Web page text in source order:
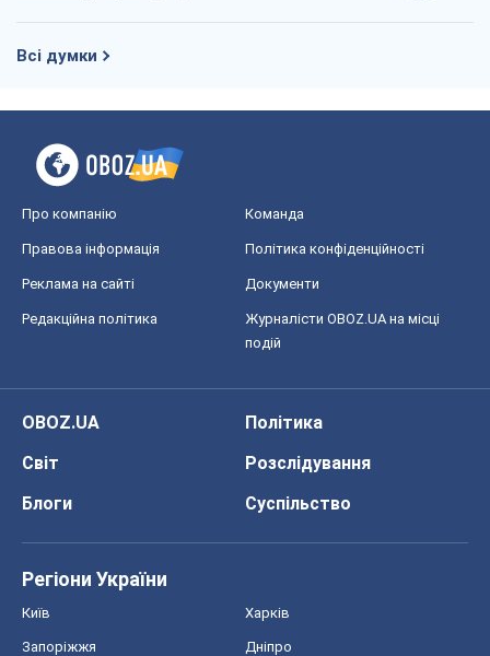
Всі думки
Про компанію Команда
Правова інформація Політика конфіденційності
Реклама на сайті Документи
Редакційна політика
Журналісти OBOZ.UA на місці
подій
OBOZ.UA
Політика
Світ
Розслідування
Блоги
Суспільство
Регіони України
Київ Харків
Запоріжжя Дніпро